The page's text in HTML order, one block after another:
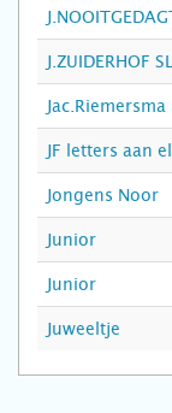
J.ZUIDERHOF
Jac.Riemersma
JF letters aan
Jongens Noor
Junior
Junior
Juweeltje